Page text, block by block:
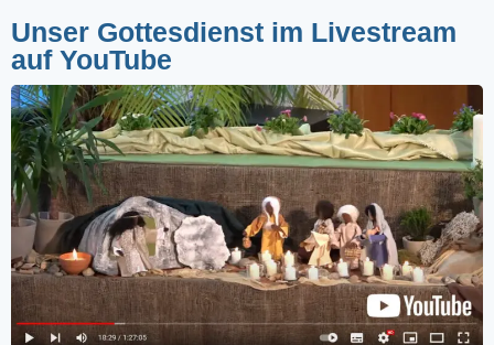
Unser Gottesdienst im Livestream
auf YouTube